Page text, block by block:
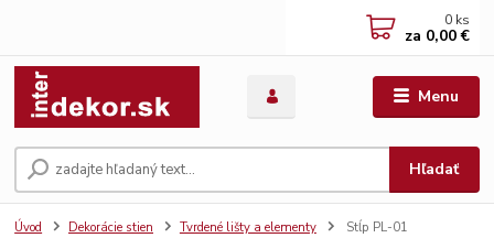
Menu
Hľadať
0 ks
za 0,00 €
Úvod Dekorácie stien Tvrdené lišty a elementy Stĺp PL-01